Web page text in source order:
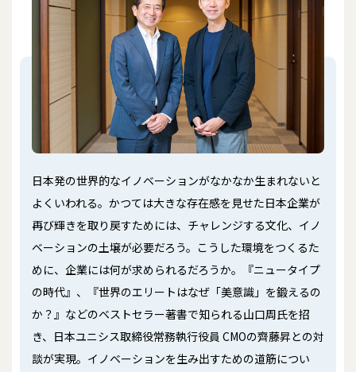
日本発の世界的なイノベーションがなかなか生まれないと
よくいわれる。かつては大きな存在感を見せた日本企業が
再び輝きを取り戻すためには、チャレンジする文化、イノ
ベーションの土壌が必要だろう。こうした環境をつくるた
めに、企業には何が求められるだろうか。『ニュータイプ
の時代』、『世界のエリートはなぜ「美意識」を鍛えるの
か？』などのベストセラー著書で知られる山口周氏を招
き、日本ユニシス取締役常務執行役員 CMOの齊藤昇との対
談が実現。イノベーションを生み出すための道筋につい